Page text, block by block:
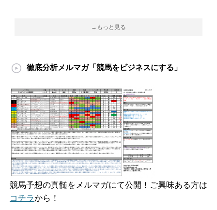
→もっと見る
徹底分析メルマガ「競馬をビジネスにする」
競馬予想の真髄をメルマガにて公開！ご興味ある方は
コチラ から！